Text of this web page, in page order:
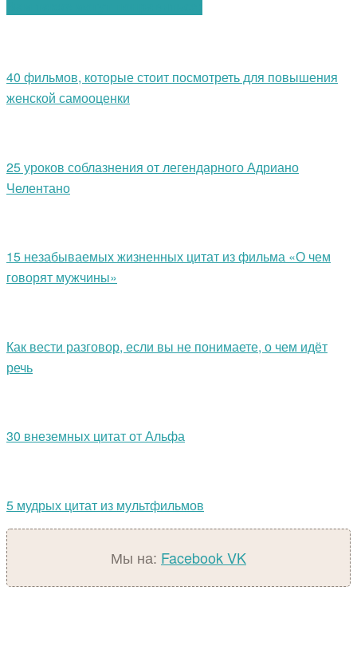
40 фильмов, которые стоит посмотреть для повышения
женской самооценки
25 уроков соблазнения от легендарного Адриано
Челентано
15 незабываемых жизненных цитат из фильма «О чем
говорят мужчины»
Как вести разговор, если вы не понимаете, о чем идёт
речь
30 внеземных цитат от Альфа
5 мудрых цитат из мультфильмов
Мы на: FacebookVK